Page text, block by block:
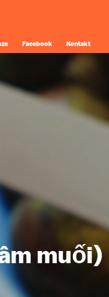
Facebook Kontakt
muối)